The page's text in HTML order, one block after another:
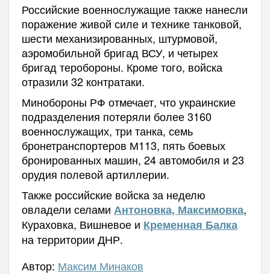
Российские военнослужащие также нанесли
поражение живой силе и технике танковой,
шести механизированных, штурмовой,
аэромобильной бригад ВСУ, и четырех
бригад теробороны. Кроме того, войска
отразили 32 контратаки.
Минобороны РФ отмечает, что украинские
подразделения потеряли более 3160
военнослужащих, три танка, семь
бронетранспортеров М113, пять боевых
бронированных машин, 24 автомобиля и 23
орудия полевой артиллерии.
Также российские войска за неделю
овладели селами Антоновка, Максимовка,
Кураховка, Вишневое и Кременная Балка
на территории ДНР.
Автор: Максим Минаков